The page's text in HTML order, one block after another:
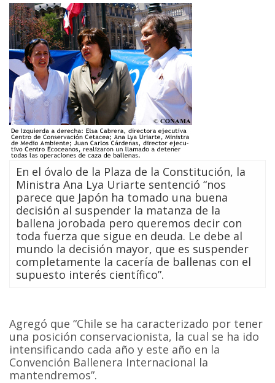
En el óvalo de la Plaza de la Constitución, la
Ministra Ana Lya Uriarte sentenció “nos
parece que Japón ha tomado una buena
decisión al suspender la matanza de la
ballena jorobada pero queremos decir con
toda fuerza que sigue en deuda. Le debe al
mundo la decisión mayor, que es suspender
completamente la cacería de ballenas con el
supuesto interés científico”.
Agregó que “Chile se ha caracterizado por tener
una posición conservacionista, la cual se ha ido
intensificando cada año y este año en la
Convención Ballenera Internacional la
mantendremos”.